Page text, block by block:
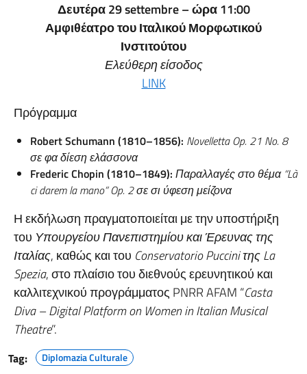
Δευτέρα 29 settembre – ώρα 11:00
Αμφιθέατρο του Ιταλικού Μορφωτικού
Ινστιτούτου
Ελεύθερη είσοδος
LINK
Πρόγραμμα
Robert Schumann (1810–1856): Novelletta Op. 21 No. 8
σε φα δίεση ελάσσονα
Frederic Chopin (1810–1849): Παραλλαγές στο θέμα “Là
ci darem la mano” Op. 2 σε σι ύφεση μείζονα
Η εκδήλωση πραγματοποιείται με την υποστήριξη
του Υπουργείου Πανεπιστημίου και Έρευνας της
Ιταλίας, καθώς και του Conservatorio Puccini της La
Spezia, στο πλαίσιο του διεθνούς ερευνητικού και
καλλιτεχνικού προγράμματος PNRR AFAM “Casta
Diva – Digital Platform on Women in Italian Musical
Theatre”.
Tag: Diplomazia Culturale